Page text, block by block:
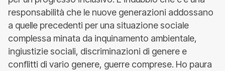
responsabilità che le nuove generazioni addossano
a quelle precedenti per una situazione sociale
complessa minata da inquinamento ambientale,
ingiustizie sociali, discriminazioni di genere e
conflitti di vario genere, guerre comprese. Ho paura